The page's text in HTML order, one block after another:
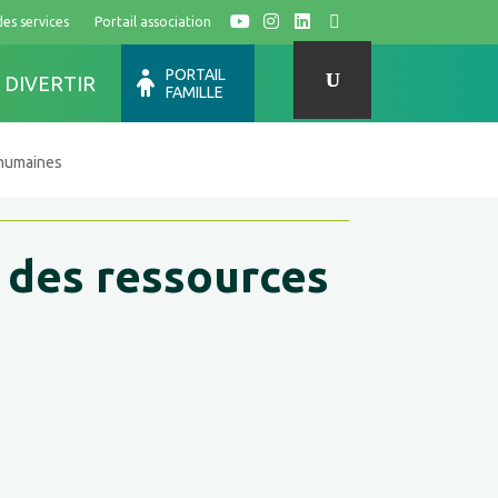
services Portail association Y I L
DIVERTIR
PORTAIL
FAMILLE
ressources